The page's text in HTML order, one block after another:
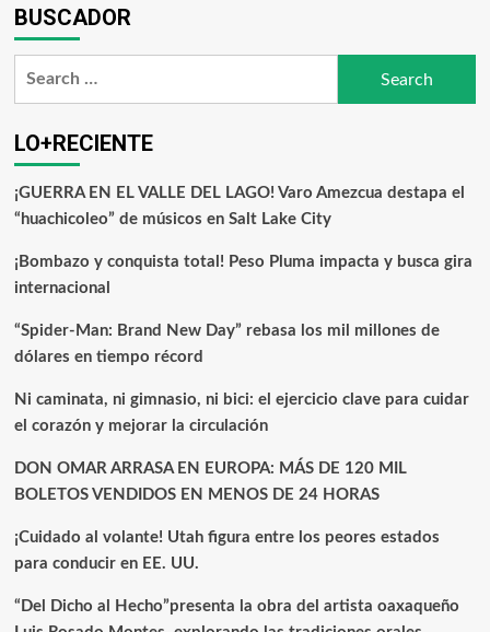
BUSCADOR
LO+RECIENTE
¡GUERRA EN EL VALLE DEL LAGO! Varo Amezcua destapa el
“huachicoleo” de músicos en Salt Lake City
¡Bombazo y conquista total! Peso Pluma impacta y busca gira
internacional
“Spider-Man: Brand New Day” rebasa los mil millones de
dólares en tiempo récord
Ni caminata, ni gimnasio, ni bici: el ejercicio clave para cuidar
el corazón y mejorar la circulación
DON OMAR ARRASA EN EUROPA: MÁS DE 120 MIL
BOLETOS VENDIDOS EN MENOS DE 24 HORAS
¡Cuidado al volante! Utah figura entre los peores estados
para conducir en EE. UU.
“Del Dicho al Hecho”presenta la obra del artista oaxaqueño